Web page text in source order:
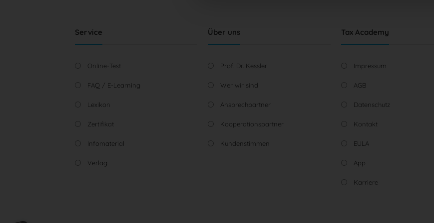
Service
Online-Test
FAQ / E-Learning
Lexikon
Zertifikat
Infomaterial
Verlag
Über uns
Prof. Dr. Kessler
Wer wir sind
Ansprechpartner
Kooperationspartner
Kundenstimmen
Tax Academy
Impressum
AGB
Datenschutz
Kontakt
EULA
App
Karriere